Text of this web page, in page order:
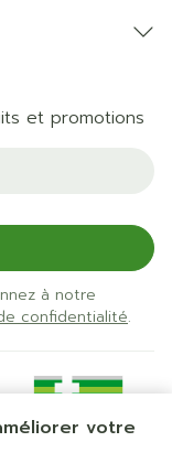
votre
et promotions
à notre
confidentialité.